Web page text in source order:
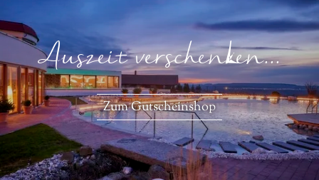
Auszeit verschenken...
Zum Gutscheinshop